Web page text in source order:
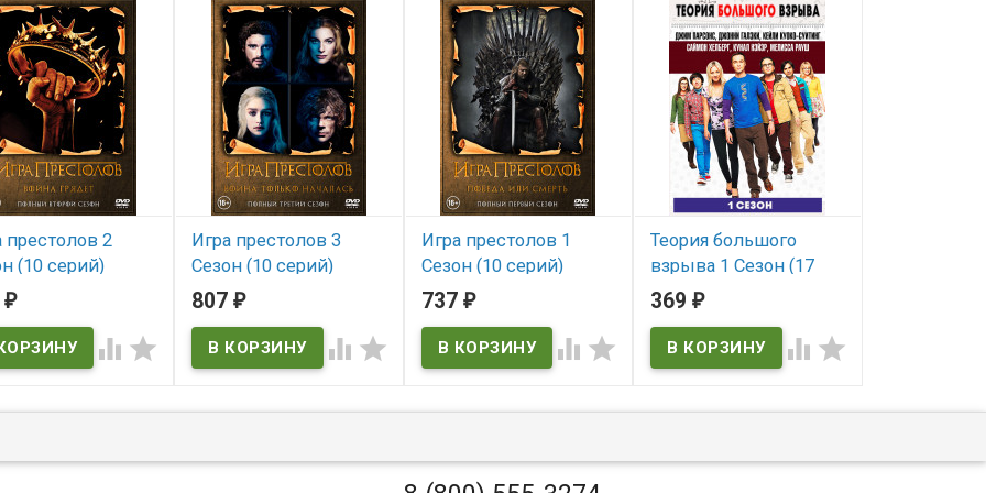
престолов 2
(10 серий)
₽
 
Игра престолов 3
Сезон (10 серий)
(2DVD)*
В наличии
807₽
 
Игра престолов 1
Сезон (10 серий)
(2DVD)*
В наличии
737 ₽
 
Теория большого
взрыва 1 Сезон (17
серий)*
В наличии
369₽
 